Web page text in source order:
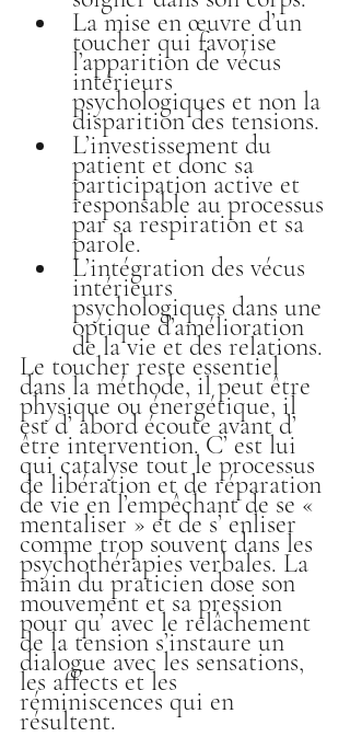
La mise en œuvre d’un
toucher qui favorise
l’apparition de vécus
intérieurs
psychologiques et non la
disparition des tensions.
L’investissement du
patient et donc sa
participation active et
responsable au processus
par sa respiration et sa
parole.
L’intégration des vécus
intérieurs
psychologiques dans une
optique d’amélioration
de la vie et des relations.
Le toucher reste essentiel
dans la méthode, il peut être
physique ou énergétique, il
est d’ abord écoute avant d’
être intervention. C’ est lui
qui catalyse tout le processus
de libération et de réparation
de vie en l’empêchant de se «
mentaliser » et de s’ enliser
comme trop souvent dans les
psychothérapies verbales. La
main du praticien dose son
mouvement et sa pression
pour qu’ avec le relâchement
de la tension s’instaure un
dialogue avec les sensations,
les affects et les
réminiscences qui en
résultent.